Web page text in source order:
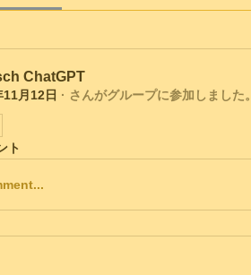
ChatGPT
月12日 · さんがグループに参加しました。
ト